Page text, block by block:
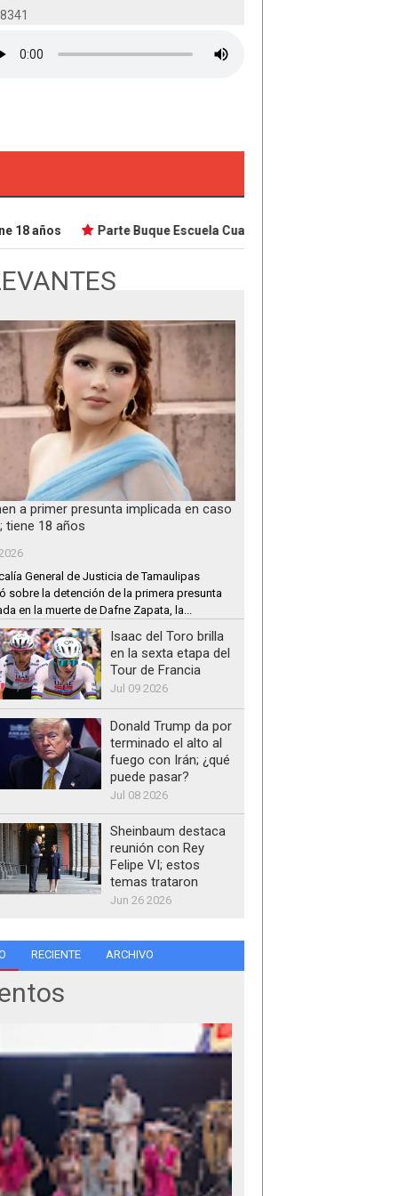
años Parte Buque Escuela Cuauhtémoc en viaje de
a primer presunta implicada en caso
tiene 18 años
General de Justicia de Tamaulipas
sobre la detención de la primera presunta
en la muerte de Dafne Zapata, la...
Isaac del Toro brilla
en la sexta etapa del
Tour de Francia
Jul 09 2026
Donald Trump da por
terminado el alto al
fuego con Irán; ¿qué
puede pasar?
Jul 08 2026
Sheinbaum destaca
reunión con Rey
Felipe VI; estos
temas trataron
Jun 26 2026
RECIENTE ARCHIVO